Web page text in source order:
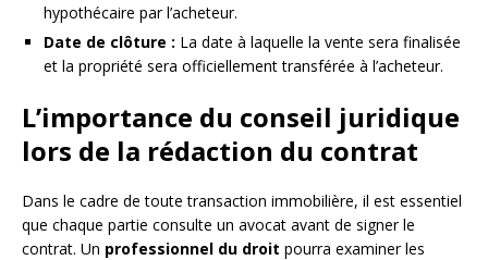
hypothécaire par l’acheteur.
Date de clôture : La date à laquelle la vente sera finalisée
et la propriété sera officiellement transférée à l’acheteur.
L’importance du conseil juridique
lors de la rédaction du contrat
Dans le cadre de toute transaction immobilière, il est essentiel
que chaque partie consulte un avocat avant de signer le
contrat. Un professionnel du droit pourra examiner les